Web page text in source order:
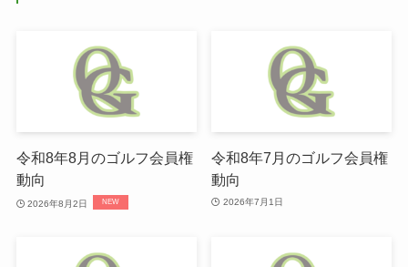
令和8年8月のゴルフ会員権
動向
2026年8月2日
令和8年7月のゴルフ会員権
動向
2026年7月1日